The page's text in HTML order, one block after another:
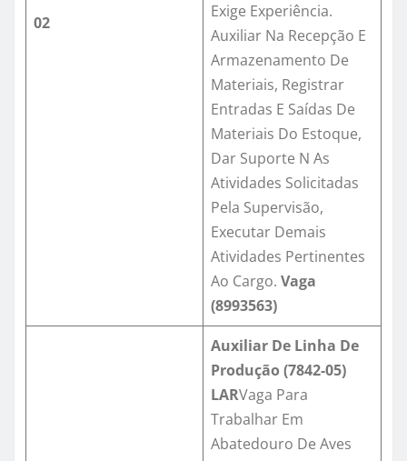
02
Exige Experiência.
Auxiliar Na Recepção E
Armazenamento De
Materiais, Registrar
Entradas E Saídas De
Materiais Do Estoque,
Dar Suporte N As
Atividades Solicitadas
Pela Supervisão,
Executar Demais
Atividades Pertinentes
Ao Cargo. Vaga
(8993563)
Auxiliar De Linha De
Produção (7842-05)
LARVaga Para
Trabalhar Em
Abatedouro De Aves